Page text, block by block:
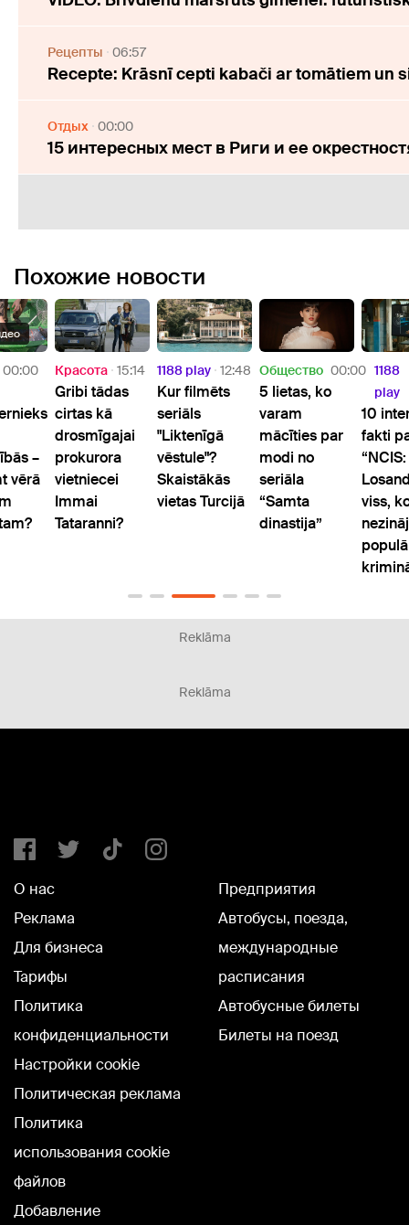
Рецепты 06:57
Recepte: Krāsnī cepti kabači ar tomātiem un
Отдых 00:00
15 интересных мест в Риги и ее
Похожие новости
00:00
–
vērā
Красота 15:14
Gribi tādas
cirtas kā
drosmīgajai
prokurora
vietniecei
Immai
Tataranni?
1188 play 12:48
Kur filmēts
seriāls
"Liktenīgā
vēstule"?
Skaistākās
vietas Turcijā
Oбщество 00:00
5 lietas, ko
varam
mācīties par
modi no
seriāla
“Samta
dinastija”
1188
play
10
fakti
“NCIS:
viss,
Reklāma
Reklāma
О нас
Реклама
Для бизнеса
Тарифы
Политика
конфиденциальности
Настройки cookie
Политическая реклама
Политика
использования cookie
файлов
Добавление
Предприятия
Автобусы, поезда,
международные
расписания
Автобусные билеты
Билеты на поезд